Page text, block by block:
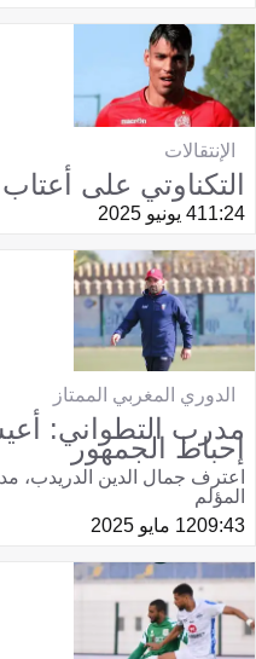
الإنتقالات
التكناوتي على
11:244 يونيو 2025
الدوري المغربي الممتاز
مدرب التطواني:
إحباط الجمهور
اعترف جمال الدين الدريدب،
المؤلم
09:4312 مايو 2025